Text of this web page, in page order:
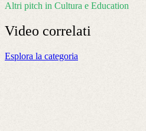
Altri pitch in Cultura e Education
Video correlati
Esplora la categoria